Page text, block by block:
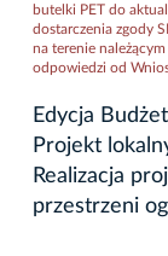
butelki PET do
dostarczenia zgody
na terenie
odpowiedzi od
Edycja
Projekt
Realizacja
przestrzeni